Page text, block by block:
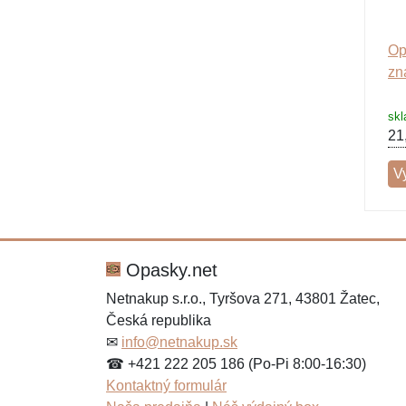
Opasky.net
Netnakup s.r.o., Tyršova 271, 43801 Žatec,
Česká republika
✉ info@netnakup.sk
☎ +421 222 205 186 (Po-Pi 8:00-16:30)
Kontaktný formulár